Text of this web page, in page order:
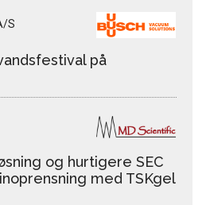
S
på
og hurtigere SEC
med TSKgel